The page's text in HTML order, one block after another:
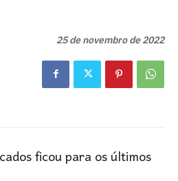
25 de novembro de 2022
ficou para os últimos